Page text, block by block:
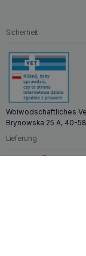
Sicherheit
Woiwodschaftliches
Brynowska 25 A, 40-
Lieferung